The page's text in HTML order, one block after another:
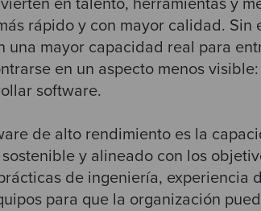
rápido y con mayor calidad. Sin
una mayor capacidad real para
en un aspecto menos
software.
de alto rendimiento es la
y alineado con los
de ingeniería, experiencia
para que la organización